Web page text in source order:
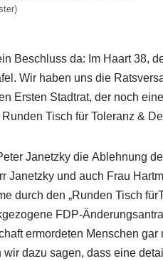
Beschluss da: Im Haart 38,
Wir haben uns die
Ersten Stadtrat, der noch
Tisch für Toleranz &
Janetzky die Ablehnung
Janetzky und auch Frau
durch den „Runden Tisch
FDP-
ermordeten Menschen
dazu sagen, dass eine